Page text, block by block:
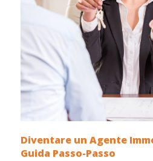
Diventare un Agente
Guida Passo-Passo